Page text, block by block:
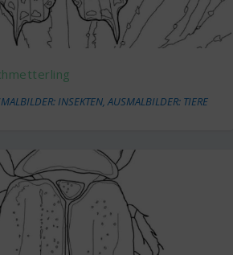
INSEKTEN,AUSMALBILDER: TIERE